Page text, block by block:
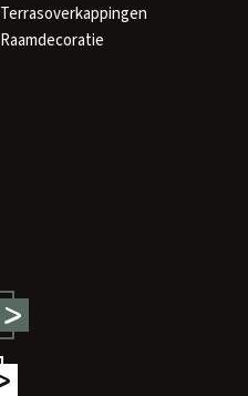
Terrasoverkappingen
Raamdecoratie